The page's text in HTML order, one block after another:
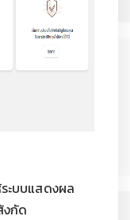
ะบบแสดงผล
งกัด